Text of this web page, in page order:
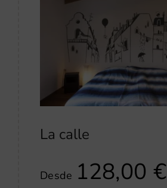
La calle
Desde 128,00 €